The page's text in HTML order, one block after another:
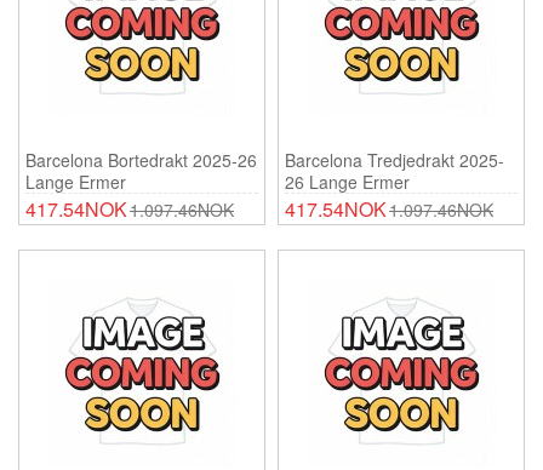
Barcelona Bortedrakt 2025-26
Lange Ermer
417.54NOK1.097.46NOK
Barcelona Tredjedrakt 2025-
26 Lange Ermer
417.54NOK1.097.46NOK